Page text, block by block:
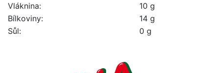
Vláknina:
10 g
Bílkoviny:
14 g
Sůl:
0 g